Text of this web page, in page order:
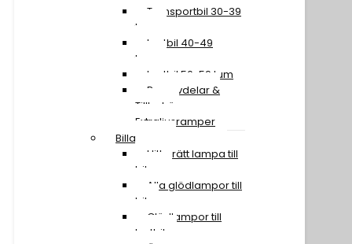
Transportbil 30-39
tum
Lastbil 40-49
tum
Lastbil 50-59 tum
Reservdelar &
Tillbehör
Extraljusramper
Billampor
Hitta rätt lampa till
bilen
Alla glödlampor till
bil
Glödlampor till
lastbil